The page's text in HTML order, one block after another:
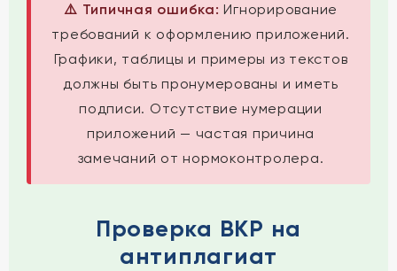
⚠️ Типичная ошибка: Игнорирование
требований к оформлению приложений.
Графики, таблицы и примеры из текстов
должны быть пронумерованы и иметь
подписи. Отсутствие нумерации
приложений — частая причина
замечаний от нормоконтролера.
Проверка ВКР на
антиплагиат